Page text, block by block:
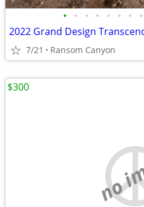
• • • • • • • •
2022 Grand Design
7/21 Ransom Canyon
no
$300